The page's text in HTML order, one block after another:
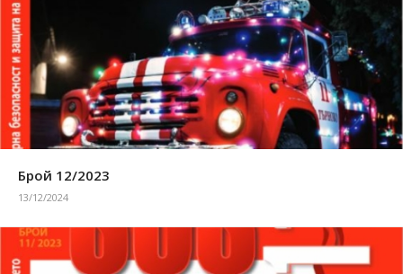
Брой 12/2023
13/12/2024